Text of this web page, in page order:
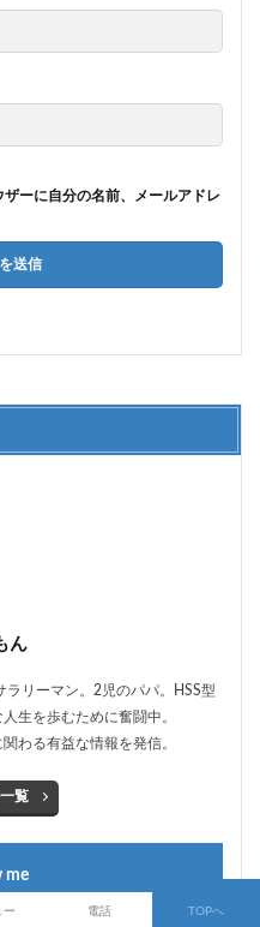
ーに自分の名前、メールアドレ
ん
リーマン。2児のパパ。HSS型
生を歩むために奮闘中。
わる有益な情報を発信。
覧
me
ー 電話 TOPへ